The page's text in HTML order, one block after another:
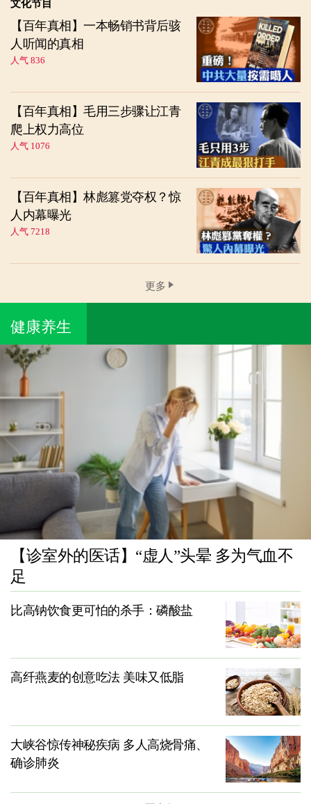
文化节目
【百年真相】一本畅销书背后骇
人听闻的真相
人气 836
【百年真相】毛用三步骤让江青
爬上权力高位
人气 1076
【百年真相】林彪篡党夺权？惊
人内幕曝光
人气 7218
更多
健康养生
【诊室外的医话】“虚人”头晕 多为气血不
足
比高钠饮食更可怕的杀手：磷酸盐
高纤燕麦的创意吃法 美味又低脂
大峡谷惊传神秘疾病 多人高烧骨痛、
确诊肺炎